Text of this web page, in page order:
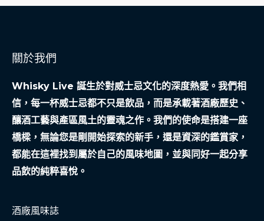
命
背
的
溫
暖
故
事
關於我們
Whisky Live 誕生於對威士忌文化的深度熱愛。我們相
信，每一杯威士忌都不只是飲品，而是承載著酒廠歷史、
釀酒工藝與產區風土的靈魂之作。我們的使命是搭建一座
橋樑，無論您是剛開始探索的新手，還是資深的鑑賞家，
都能在這裡找到屬於自己的風味地圖，並與同好一起分享
品飲的純粹喜悅。
酒廠風味誌